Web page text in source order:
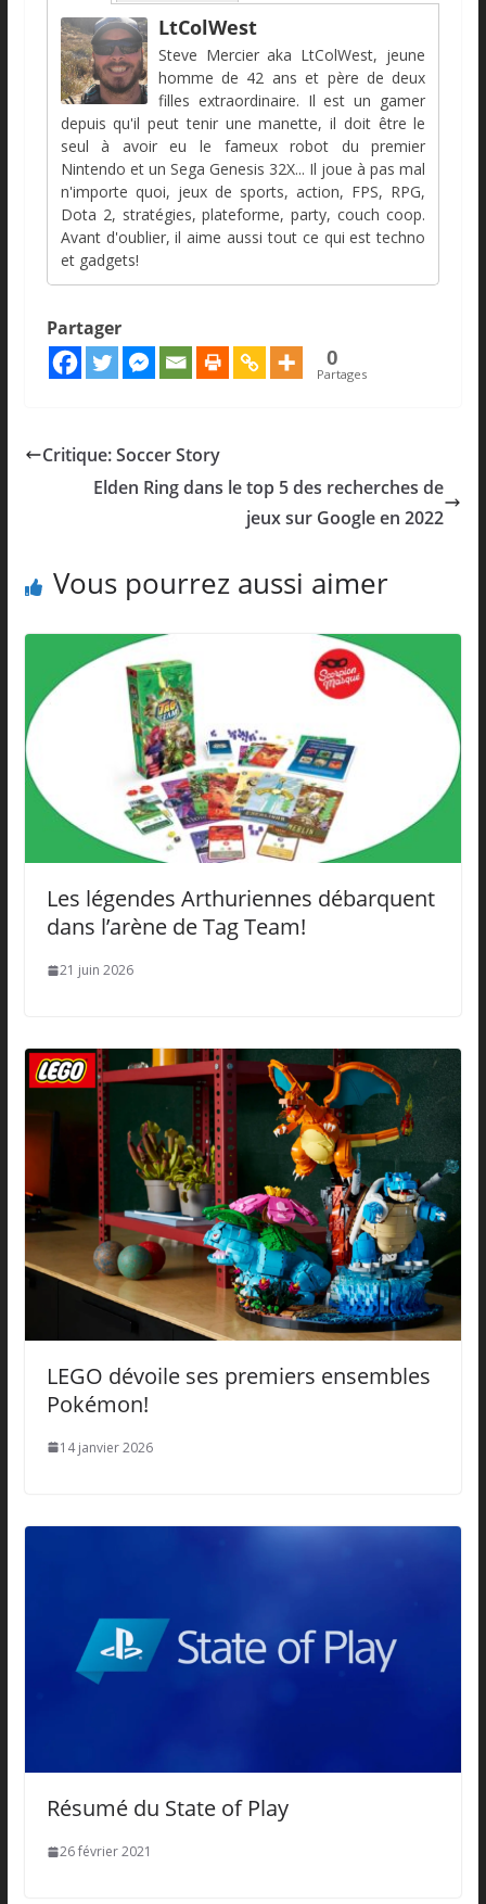
LtColWest
Steve Mercier aka LtColWest, jeune
homme de 42 ans et père de deux
filles extraordinaire. Il est un gamer
depuis qu'il peut tenir une manette, il doit être le
seul à avoir eu le fameux robot du premier
Nintendo et un Sega Genesis 32X... Il joue à pas mal
n'importe quoi, jeux de sports, action, FPS, RPG,
Dota 2, stratégies, plateforme, party, couch coop.
Avant d'oublier, il aime aussi tout ce qui est techno
et gadgets!
Partager
0
Partages
Critique: Soccer Story
Elden Ring dans le top 5 des recherches de
jeux sur Google en 2022
Vous pourrez aussi aimer
Les légendes Arthuriennes débarquent
dans l’arène de Tag Team!
21 juin 2026
LEGO dévoile ses premiers ensembles
Pokémon!
14 janvier 2026
Résumé du State of Play
26 février 2021